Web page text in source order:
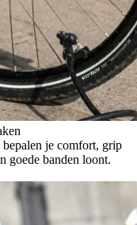
je comfort, grip
goede banden loont.